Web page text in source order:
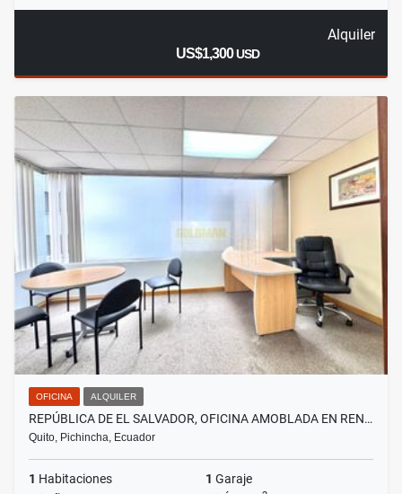
Alquiler
US$1,300USD
OFICINA ALQUILER
REPÚBLICA DE EL SALVADOR, OFICINA AMOBLADA EN REN…
Quito, Pichincha, Ecuador
1 Habitaciones 1 Garaje